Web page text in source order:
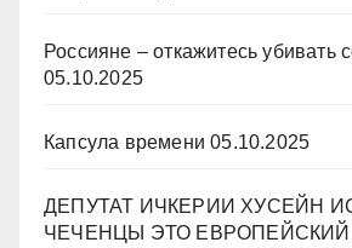
Россияне – откажитесь убивать
05.10.2025
Капсула времени 05.10.2025
ДЕПУТАТ ИЧКЕРИИ ХУСЕЙН
ЧЕЧЕНЦЫ ЭТО